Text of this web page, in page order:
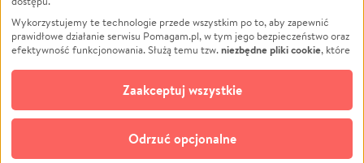
Pomoc Finansowa
Projekty
Pogrzeb
Społeczność lokalna
Kultura
Edukacja
Podróż
Impreza
Ochrona środowiska
Biznes
Wykorzystujemy te technologie przede wszystkim po to, aby zapewnić
prawidłowe działanie serwisu Pomagam.pl, w tym jego bezpieczeństwo oraz
efektywność funkcjonowania. Służą temu tzw.niezbędne pliki cookie, które
opcjonalnych plików cookie
technologii do celów analitycznych i retargetingowych. Możesz wyrazić
zgodę na ich stosowanie lub jej odmówić. W dowolnym momencie masz
możliwość zmiany swoich preferencji na stronie „Zarządzaj zgodami cookie”,
do której link znajdziesz w stopce serwisu Pomagam.pl. Opcjonalne pliki
cookie wykorzystywane są w następujących celach:
Odrzuć opcjonalne
Zaakceptuj wszystkie